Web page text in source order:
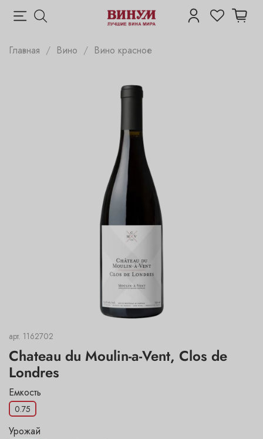
Главная Вино Вино красное
арт. 1162702
Chateau du Moulin-a-Vent, Clos de
Londres
Емкость
0.75
Урожай